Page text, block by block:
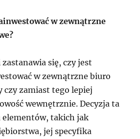
w zewnątrzne
się, czy jest
w zewnątrzne biuro
czy zamiast tego lepiej
wewnętrznie. Decyzja ta
elementów, takich jak
jej specyfika